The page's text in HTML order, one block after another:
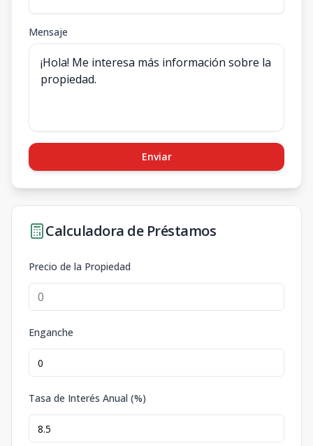
Mensaje
Enviar
Calculadora de Préstamos
Precio de la Propiedad
Enganche
Tasa de Interés Anual (%)